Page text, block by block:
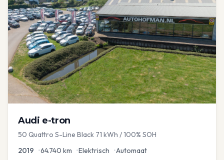
Audi e-tron
50 Quattro S-Line Black 71 kWh / 100% SOH
2019 •64.740 km •Elektrisch •Automaat